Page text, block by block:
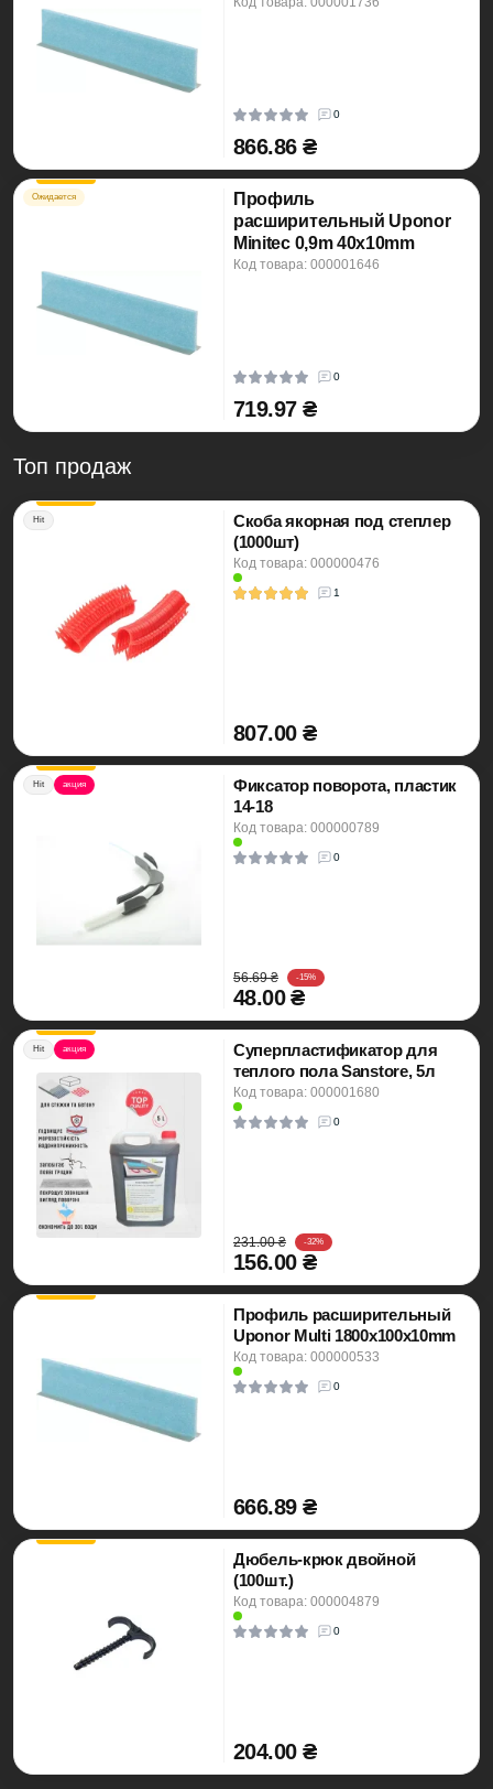
0
866.86 ₴
Ожидается
Профиль
расширительный Uponor
Minitec 0,9m 40x10mm
Код товара: 000001646
0
719.97 ₴
Топ продаж
Hit
Скоба якорная под степлер
(1000шт)
Код товара: 000000476
1
807.00 ₴
Hit акция
Фиксатор поворота, пластик
14-18
Код товара: 000000789
0
56.69 ₴ -15%
48.00 ₴
Hit акция
Суперпластификатор для
теплого пола Sanstore, 5л
Код товара: 000001680
0
231.00 ₴ -32%
156.00 ₴
Профиль расширительный
Uponor Multi 1800x100x10mm
Код товара: 000000533
0
666.89 ₴
Дюбель-крюк двойной
(100шт.)
Код товара: 000004879
0
204.00 ₴